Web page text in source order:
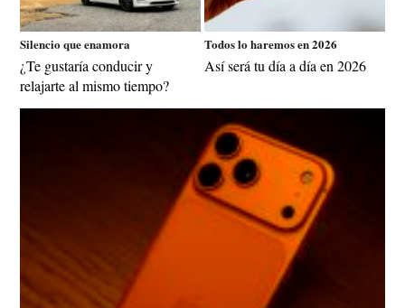
Silencio que enamora
¿Te gustaría conducir y
relajarte al mismo tiempo?
Todos lo haremos en 2026
Así será tu día a día en 2026